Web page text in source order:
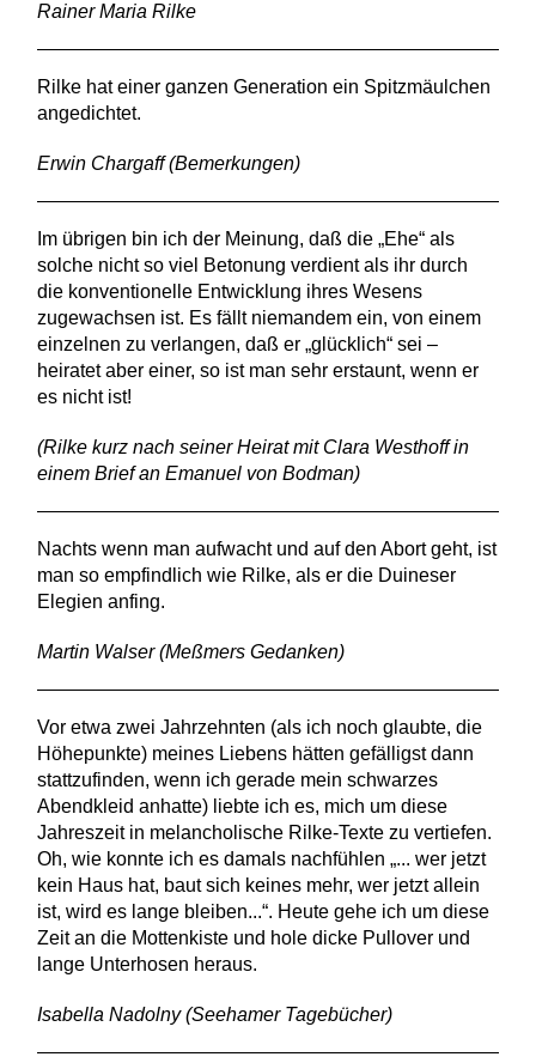
Rainer Maria Rilke
Rilke hat einer ganzen Generation ein Spitzmäulchen
angedichtet.
Erwin Chargaff (Bemerkungen)
Im übrigen bin ich der Meinung, daß die „Ehe“ als
solche nicht so viel Betonung verdient als ihr durch
die konventionelle Entwicklung ihres Wesens
zugewachsen ist. Es fällt niemandem ein, von einem
einzelnen zu verlangen, daß er „glücklich“ sei –
heiratet aber einer, so ist man sehr erstaunt, wenn er
es nicht ist!
(Rilke kurz nach seiner Heirat mit Clara Westhoff in
einem Brief an Emanuel von Bodman)
Nachts wenn man aufwacht und auf den Abort geht, ist
man so empfindlich wie Rilke, als er die Duineser
Elegien anfing.
Martin Walser (Meßmers Gedanken)
Vor etwa zwei Jahrzehnten (als ich noch glaubte, die
Höhepunkte) meines Liebens hätten gefälligst dann
stattzufinden, wenn ich gerade mein schwarzes
Abendkleid anhatte) liebte ich es, mich um diese
Jahreszeit in melancholische Rilke-Texte zu vertiefen.
Oh, wie konnte ich es damals nachfühlen „... wer jetzt
kein Haus hat, baut sich keines mehr, wer jetzt allein
ist, wird es lange bleiben...“. Heute gehe ich um diese
Zeit an die Mottenkiste und hole dicke Pullover und
lange Unterhosen heraus.
Isabella Nadolny (Seehamer Tagebücher)